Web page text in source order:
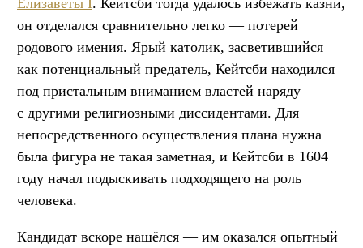
он отделался сравнительно легко — потерей
родового имения. Ярый католик, засветившийся
как потенциальный предатель, Кейтсби находился
под пристальным вниманием властей наряду
с другими религиозными диссидентами. Для
непосредственного осуществления плана нужна
была фигура не такая заметная, и Кейтсби в 1604
году начал подыскивать подходящего на роль
человека.
Кандидат вскоре нашёлся — им оказался опытный